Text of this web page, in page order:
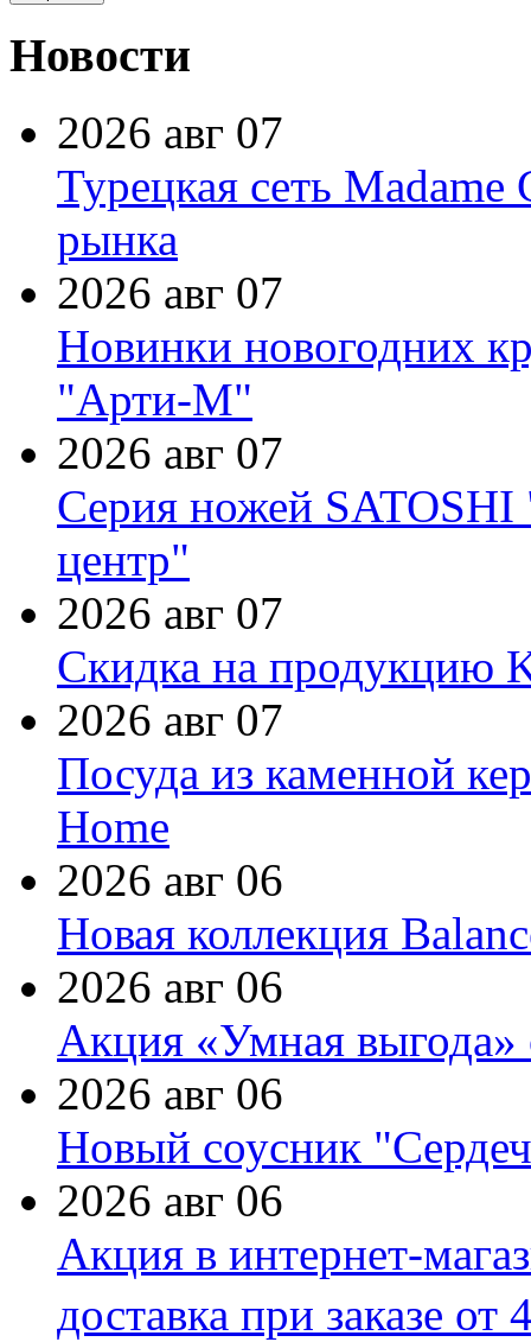
Новости
2026 авг 07
Турецкая сеть Madame
рынка
2026 авг 07
Новинки новогодних
"Арти-М"
2026 авг 07
Серия ножей
центр"
2026 авг 07
Скидка на продукцию
2026 авг 07
Посуда из каменной
Home
2026 авг 06
Новая коллекция
2026 авг 06
Акция «Умная выгода»
2026 авг 06
Новый соусник
2026 авг 06
Акция в интернет-
доставка при заказе от